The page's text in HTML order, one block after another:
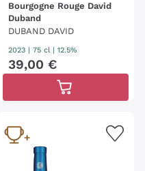
Bourgogne Rouge David
Duband
DUBAND DAVID
2023 75 cl | 12.5%
39,00 €